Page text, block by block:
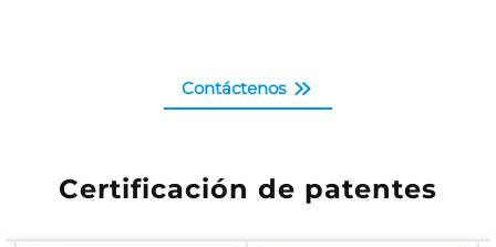
Contáctenos
Certificación de patentes